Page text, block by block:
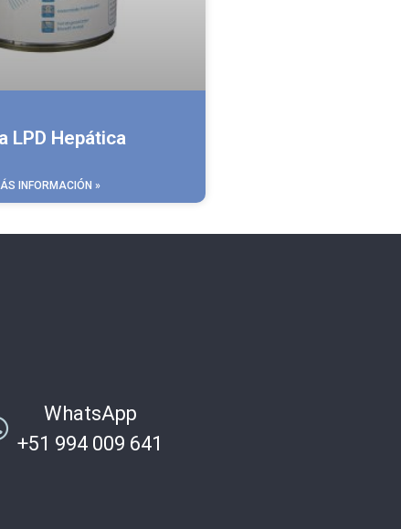
LPD Hepática
INFORMACIÓN »
WhatsApp
+51 994 009 641